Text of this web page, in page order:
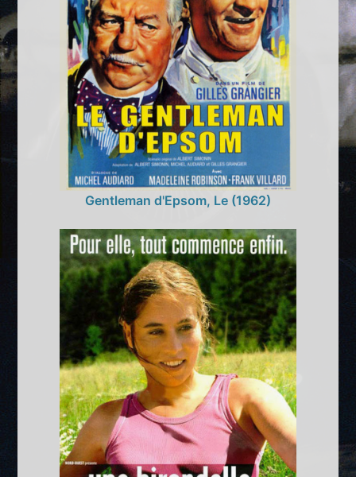
Gentleman d'Epsom, Le (1962)